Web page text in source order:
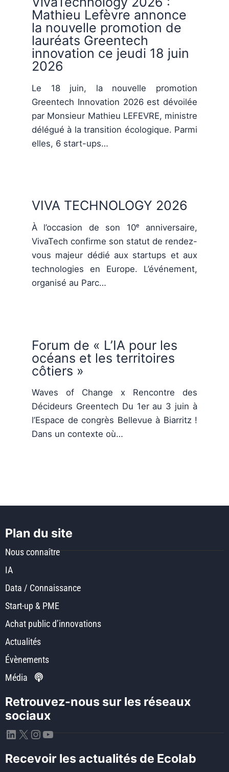
Mathieu Lefèvre annonce
la nouvelle promotion de
lauréats Greentech
innovation ce jeudi 18 juin
2026
Le 18 juin, la nouvelle promotion
Greentech Innovation 2026 est dévoilée
par Monsieur Mathieu LEFEVRE, ministre
délégué à la transition écologique. Parmi
elles, 6 start-ups…
VIVA TECHNOLOGY 2026
À l’occasion de son 10ᵉ anniversaire,
VivaTech confirme son statut de rendez-
vous majeur dédié aux startups et aux
technologies en Europe. L’événement,
organisé au Parc…
Forum de « L’IA pour les
océans et les territoires
côtiers »
Waves of Change x Rencontre des
Décideurs Greentech Du 1er au 3 juin à
l’Espace de congrès Bellevue à Biarritz !
Dans un contexte où…
Plan du site
Nous connaître
IA
Data / Connaissance
Start-up & PME
Achat public d’innovations
Actualités
Évènements
Média
Retrouvez-nous sur les réseaux
sociaux
LinkedIn
X Instagram
YouTube
Recevoir les actualités de Ecolab